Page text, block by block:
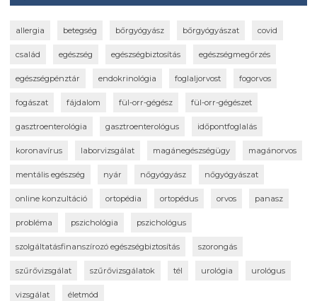
allergia betegség bőrgyógyász bőrgyógyászat covid
család egészség egészségbiztosítás egészségmegőrzés
egészségpénztár endokrinológia foglaljorvost fogorvos
fogászat fájdalom fül-orr-gégész fül-orr-gégészet
gasztroenterológia gasztroenterológus időpontfoglalás
koronavírus laborvizsgálat magánegészségügy magánorvos
mentális egészség nyár nőgyógyász nőgyógyászat
online konzultáció ortopédia ortopédus orvos panasz
probléma pszichológia pszichológus
szolgáltatásfinanszírozó egészségbiztosítás szorongás
szűrővizsgálat szűrővizsgálatok tél urológia urológus
vizsgálat életmód